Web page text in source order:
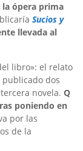
la ópera prima
Sucios y
llevada al
libro»: el relato
dos
novela. Q
poniendo en
por las
de la